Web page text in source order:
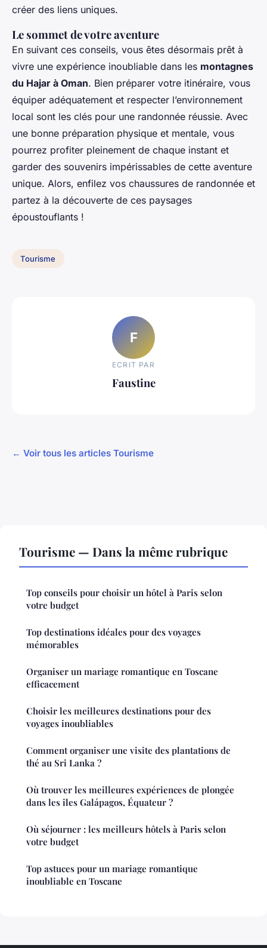
créer des liens uniques.
Le sommet de votre aventure
En suivant ces conseils, vous êtes désormais prêt à
vivre une expérience inoubliable dans les montagnes
du Hajar à Oman. Bien préparer votre itinéraire, vous
équiper adéquatement et respecter l’environnement
local sont les clés pour une randonnée réussie. Avec
une bonne préparation physique et mentale, vous
pourrez profiter pleinement de chaque instant et
garder des souvenirs impérissables de cette aventure
unique. Alors, enfilez vos chaussures de randonnée et
partez à la découverte de ces paysages
époustouflants !
Tourisme
F
ECRIT PAR
Faustine
← Voir tous les articles Tourisme
Tourisme — Dans la même rubrique
Top conseils pour choisir un hôtel à Paris selon
votre budget
Top destinations idéales pour des voyages
mémorables
Organiser un mariage romantique en Toscane
efficacement
Choisir les meilleures destinations pour des
voyages inoubliables
Comment organiser une visite des plantations de
thé au Sri Lanka ?
Où trouver les meilleures expériences de plongée
dans les îles Galápagos, Équateur ?
Où séjourner : les meilleurs hôtels à Paris selon
votre budget
Top astuces pour un mariage romantique
inoubliable en Toscane